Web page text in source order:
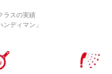
ラスの実績
ディマン」